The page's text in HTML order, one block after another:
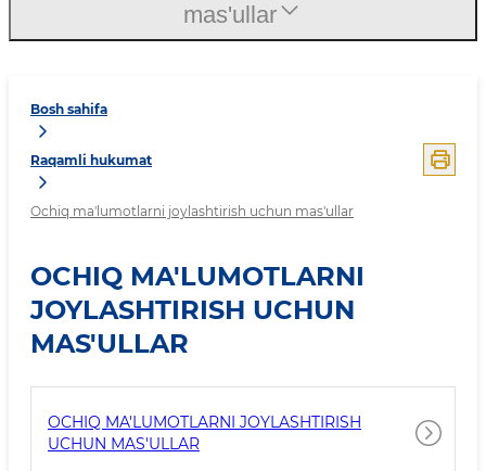
Bosh sahifa
Raqamli hukumat
Ochiq ma'lumotlarni joylashtirish uchun mas'ullar
OCHIQ MA'LUMOTLARNI
JOYLASHTIRISH UCHUN
MAS'ULLAR
OCHIQ MA'LUMOTLARNI JOYLASHTIRISH
UCHUN MAS'ULLAR
mas'ullar